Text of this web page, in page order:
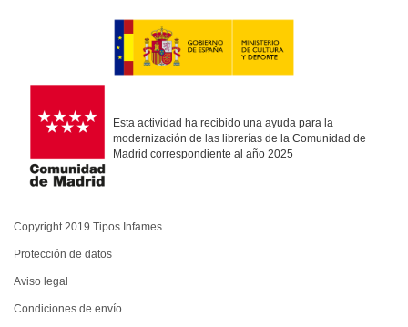
Esta actividad ha recibido una ayuda para la
modernización de las librerías de la Comunidad de
Madrid correspondiente al año 2025
Copyright 2019 Tipos Infames
Protección de datos
Aviso legal
Condiciones de envío